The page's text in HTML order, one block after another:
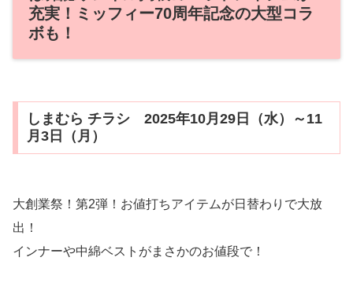
充実！ミッフィー70周年記念の大型コラ
ボも！
しまむら チラシ 2025年10月29日（水）～11
月3日（月）
大創業祭！第2弾！お値打ちアイテムが日替わりで大放
出！
インナーや中綿ベストがまさかのお値段で！